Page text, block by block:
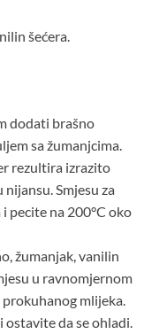
šećera.
dodati brašno
sa žumanjcima.
rezultira izrazito
Smjesu za
pecite na 200°C oko
žumanjak, vanilin
u ravnomjernom
mlijeka.
ostavite da se ohladi.